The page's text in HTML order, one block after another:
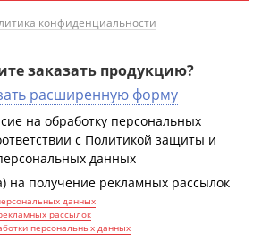
заказать продукцию?
расширенную форму
конфиденциальности
на обработку персональных
с Политикой защиты и
данных
на получение рекламных рассылок
данных
рассылок
персональных данных